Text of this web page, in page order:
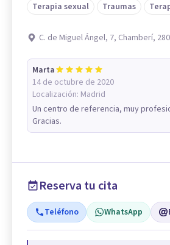
Terapia sexual
Traumas
C. de Miguel Ángel, 7, Chamberí,
Marta
14 de octubre de 2020
Localización: Madrid
Un centro de referencia, muy
Gracias.
Reserva tu cita
Teléfono WhatsApp